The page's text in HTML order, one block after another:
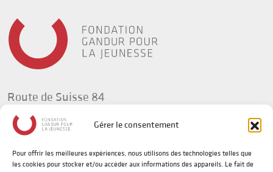
Gérer le consentement
Pour offrir les meilleures expériences, nous utilisons des technologies telles que
les cookies pour stocker et/ou accéder aux informations des appareils. Le fait de
Route de Suisse 84
1295 Tannay
Suisse
t +41(0) 58 702 92 34